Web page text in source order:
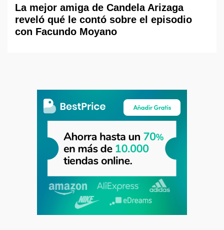
La mejor amiga de Candela Arizaga
reveló qué le contó sobre el episodio
con Facundo Moyano